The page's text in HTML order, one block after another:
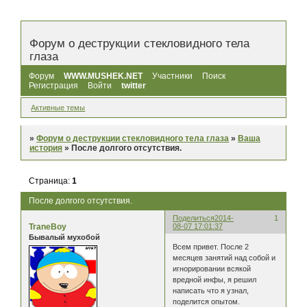
Форум о деструкции стекловидного тела
глаза
Форум WWW.MUSHEK.NET Участники
Поиск
Регистрация
Войти twitter
Активные темы
»Форум о деструкции стекловидного тела глаза »Ваша
история »После долгого отсутствия.
После долгого отсутствия.
Страница:1
Поделиться 1
2014-
08-07 17:01:37
TraneBoy
Бывалый мухобой
Всем привет. После 2
месяцев занятий над собой и
игнорировании всякой
вредной инфы, я решил
написать что я узнал,
поделится опытом.